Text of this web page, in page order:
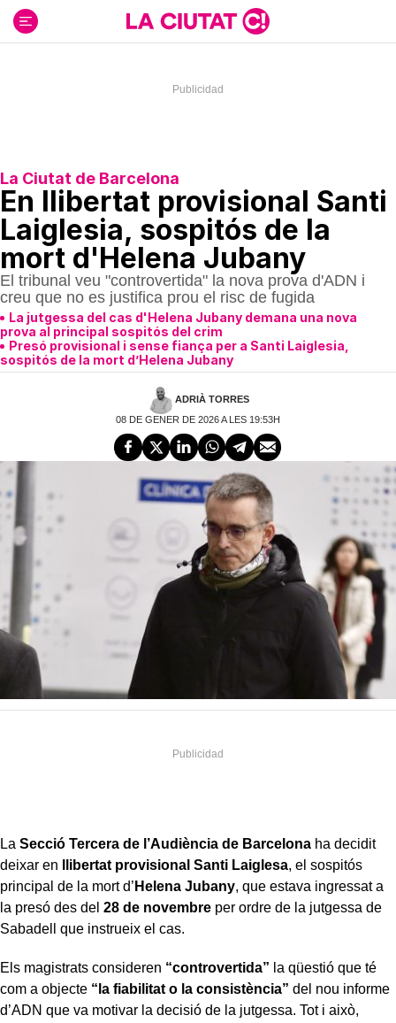
contenido
La Ciutat de Barcelona
En llibertat provisional Santi
Laiglesia, sospitós de la
mort d'Helena Jubany
El tribunal veu "controvertida" la nova prova d'ADN i
creu que no es justifica prou el risc de fugida
La jutgessa del cas d'Helena Jubany demana una nova
prova al principal sospitós del crim
Presó provisional i sense fiança per a Santi Laiglesia,
sospitós de la mort d’Helena Jubany
ADRIÀ TORRES
08 DE GENER DE 2026 A LES 19:53H
La Secció Tercera de l’Audiència de Barcelona ha decidit
deixar en
llibertat provisional Santi Laiglesa, el sospitós
principal de la mort d’ Helena Jubany, que estava ingressat a
la presó des del 28 de novembre per ordre de la jutgessa de
Sabadell que instrueix el cas.
Els magistrats consideren “controvertida” la qüestió que té
com a objecte “la fiabilitat o la consistència” del nou informe
d’ADN que va motivar la decisió de la jutgessa. Tot i això,